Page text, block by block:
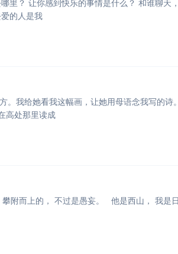
？ 让你怦然心动的是谁？ 让你热烈去爱的人是我
， 觅得闲暇尝新茶。 她读了一遍，在高处那里读成